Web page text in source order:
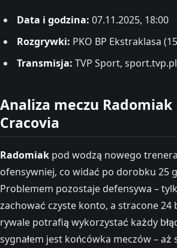
Data i godzina: 07.11.2025, 18:00
Rozgrywki: PKO BP Ekstraklasa
Transmisja: TVP Sport,
Analiza meczu Radomiak
Cracovia
Radomiak pod wodzą nowego
ofensywniej, co widać po dorobku 25
Problemem pozostaje defensywa –
zachować czyste konto, a stracone 24
rywale potrafią wykorzystać każdy
sygnałem jest końcówka meczów – aż